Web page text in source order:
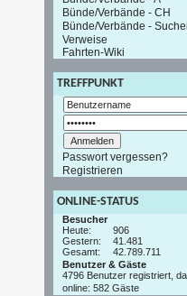
Bünde/Verbände - CH
Bünde/Verbände -
Verweise
Fahrten-Wiki
TREFFPUNKT
Passwort vergessen?
Registrieren
ONLINE-STATUS
Besucher
Heute:
906
Gestern:
41.481
Gesamt:
42.789.711
Benutzer & Gäste
4796 Benutzer registriert,
online: 582 Gäste